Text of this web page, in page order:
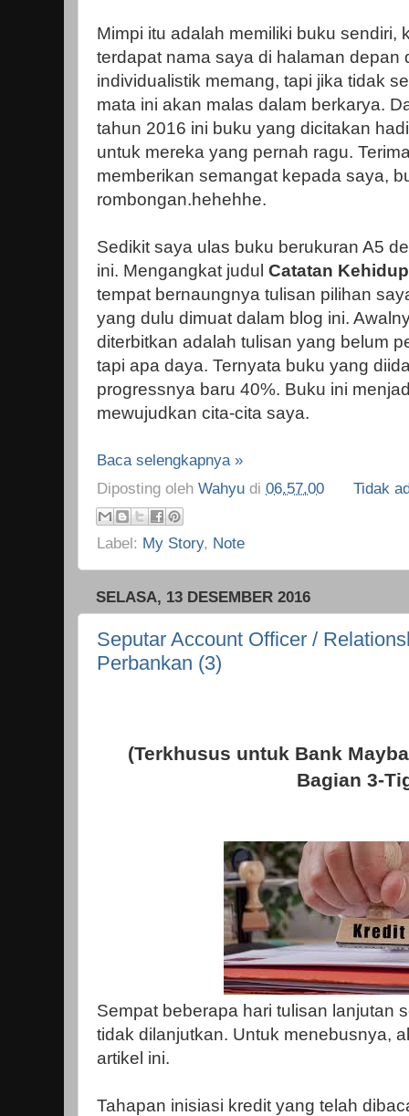
Mimpi itu adalah memiliki buku sendiri,
terdapat nama saya di halaman depan
individualistik memang, tapi jika tidak
mata ini akan malas dalam berkarya.
tahun 2016 ini buku yang dicitakan
untuk mereka yang pernah ragu.
memberikan semangat kepada saya,
rombongan.hehehhe.
Sedikit saya ulas buku berukuran A5
ini. Mengangkat judul Catatan
tempat bernaungnya tulisan pilihan
yang dulu dimuat dalam blog ini.
diterbitkan adalah tulisan yang belum
tapi apa daya. Ternyata buku yang
progressnya baru 40%. Buku ini
mewujudkan cita-cita saya.
Baca selengkapnya »
Diposting oleh Wahyu di 06.57.00 Tidak
Label: My Story, Note
SELASA, 13 DESEMBER 2016
Seputar Account Officer /
Perbankan (3)
(Terkhusus untuk Bank
Bagian 3-
Sempat beberapa hari tulisan lanjutan
tidak dilanjutkan. Untuk menebusnya,
artikel ini.
Tahapan inisiasi kredit yang telah